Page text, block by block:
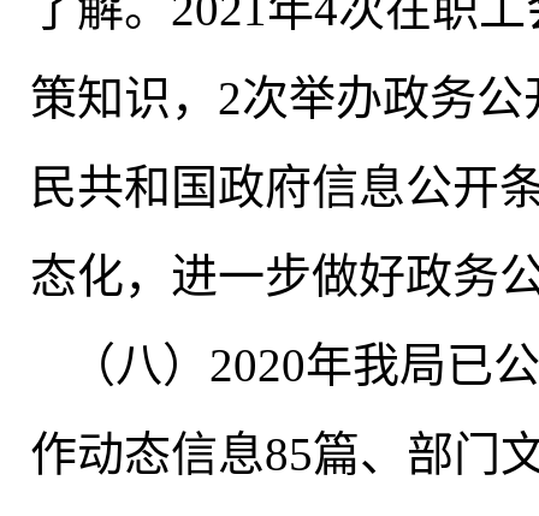
策知识 ， 2次举办政务
民共和国政府信息公开
态化， 进一步做好政务
（八）2020年我局已
作动态信息85篇、部门